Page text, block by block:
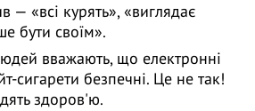
— «всі курять», «виглядає
бути своїм».
вважають, що електронні
сигарети безпечні. Це не так!
здоров'ю.